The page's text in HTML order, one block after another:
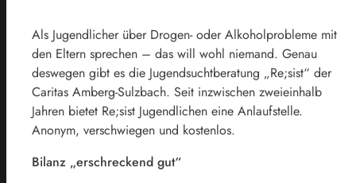
Als Jugendlicher über Drogen- oder Alkoholprobleme mit
den Eltern sprechen – das will wohl niemand. Genau
deswegen gibt es die Jugendsuchtberatung „Re;sist“ der
Caritas Amberg-Sulzbach. Seit inzwischen zweieinhalb
Jahren bietet Re;sist Jugendlichen eine Anlaufstelle.
Anonym, verschwiegen und kostenlos.
Bilanz „erschreckend gut“